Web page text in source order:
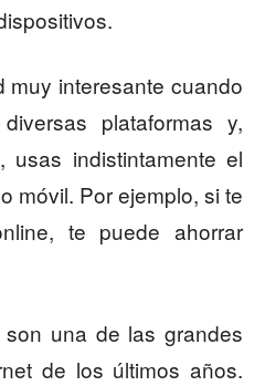
muy interesante cuando
plataformas y,
usas indistintamente el
móvil. Por ejemplo, si te
te puede ahorrar
una de las grandes
de los últimos años.